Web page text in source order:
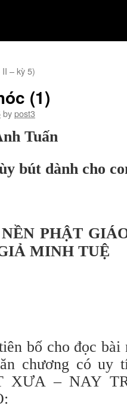
– kỳ 5)
(1)
bypost3
Tuấn
bút dành cho
PHẬT
MINH TUỆ
bố cho đọc
chương có uy
XƯA – NAY